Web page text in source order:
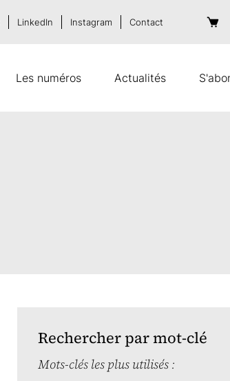
Les numéros Actualités
LinkedIn Instagram Contact
Rechercher par mot-clé
Mots-clés les plus utilisés :